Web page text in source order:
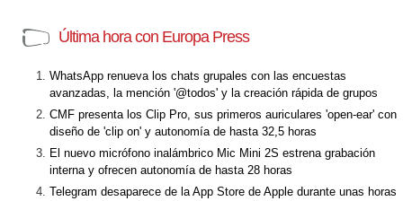
Última hora con Europa Press
WhatsApp renueva los chats grupales con las encuestas
avanzadas, la mención '@todos' y la creación rápida de grupos
CMF presenta los Clip Pro, sus primeros auriculares 'open-ear' con
diseño de 'clip on' y autonomía de hasta 32,5 horas
El nuevo micrófono inalámbrico Mic Mini 2S estrena grabación
interna y ofrecen autonomía de hasta 28 horas
Telegram desaparece de la App Store de Apple durante unas horas